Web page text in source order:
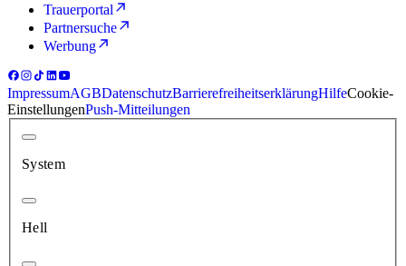
Trauerportal
Partnersuche
Werbung
ImpressumAGBDatenschutzBarrierefreiheitserklärungHilfeCookie-
EinstellungenPush-Mitteilungen
System
Hell